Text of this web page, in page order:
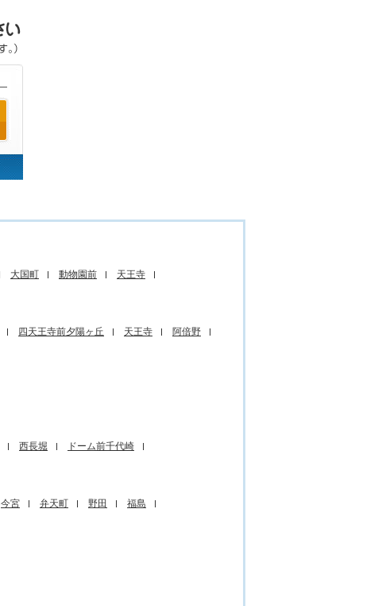
大国町 動物園前
天王寺
四天王寺前夕陽ヶ丘 天王寺
阿倍野
西長堀
ドーム前千代崎
今宮 弁天町 野田 福島